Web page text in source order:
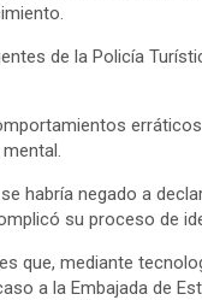
de la Policía
habría negado a
su proceso de
que, mediante
a la Embajada de